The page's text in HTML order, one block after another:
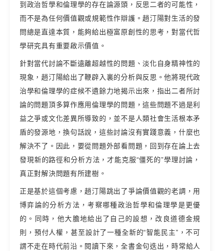
到政治哲學和倫理學的存在論源頭，反思二者的可能性，
而不是為任何價值觀或規範性作辯護。趙汀陽對生活的發
問總是直達本質，能夠給出極富原創性的思考，對當代哲
學研究具有重要啟示價值。
針對當代討論不斷遠離超越性的問題、淡化自身精神性的
現象，趙汀陽給出了鞭辟入裏的分析與反思。他將現代政
治學和倫理學的症候不遺餘力地揭示出來，指出二者所討
論的問題頂多算作應用倫理學的問題，這些問題不過是利
益之爭或文化差異所導致的，並不是人類社會生活根本矛
盾的發源地，換句話說，這些討論沒有實踐意義，什麼也
解決不了。因此，要從問題外部看問題，回到存在論上去
發現新的路徑和分析方法，才能克服“僵死的”學理討論，
真正對解決問題有所建樹。
正是基於這個考慮，趙汀陽跳出了爭論價值觀的老調，用
博弈論的分析方法，考察哪種政治哲學和倫理學是更優
的。同時，他大膽地給出了自己的設想，改良道德金規
則，預付人權，甚至設計了一種全新的“智能民主”，不可
謂不走在時代前沿。閱讀下來，全書金句迭出，時常給人